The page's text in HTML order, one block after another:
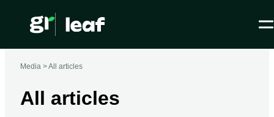
Media >All articles
All articles